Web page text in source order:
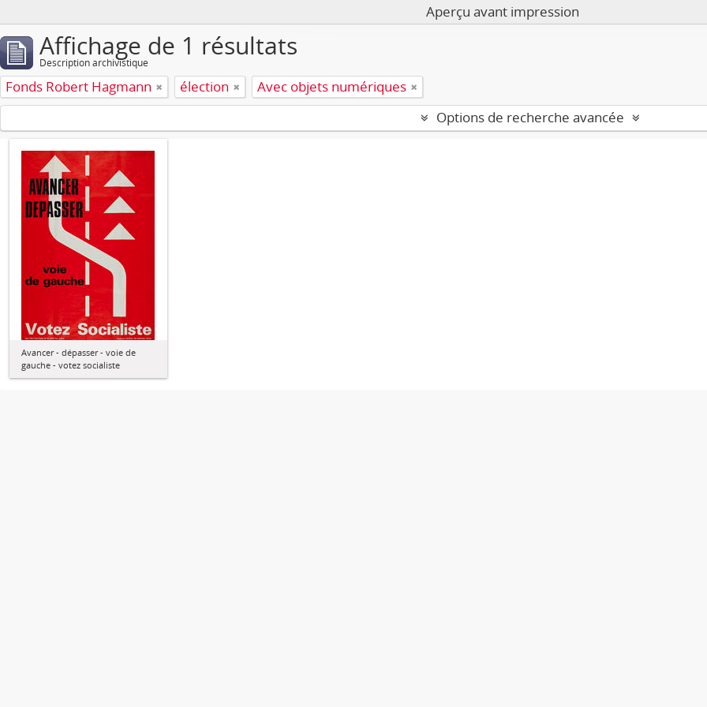
Aperçu avant impression
Affichage de 1 résultats
Description archivistique
Fonds Robert Hagmann élection
Avec objets numériques
Options de recherche avancée
Avancer - dépasser - voie de
gauche - votez socialiste